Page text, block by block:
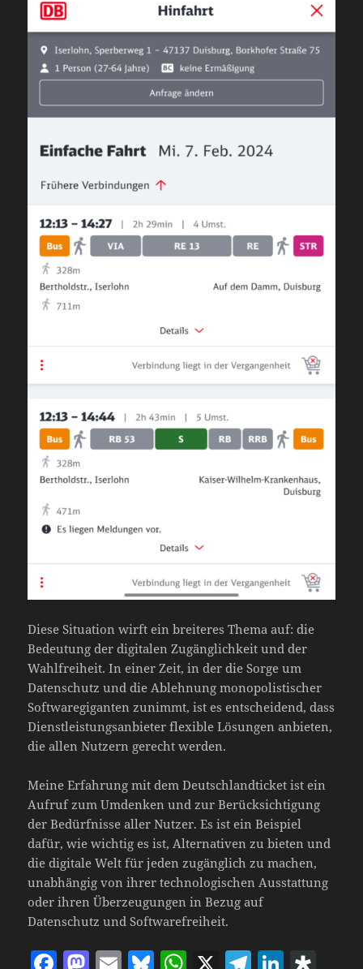
Diese Situation wirft ein breiteres Thema auf: die
Bedeutung der digitalen Zugänglichkeit und der
Wahlfreiheit. In einer Zeit, in der die Sorge um
Datenschutz und die Ablehnung monopolistischer
Softwaregiganten zunimmt, ist es entscheidend, dass
Dienstleistungsanbieter flexible Lösungen anbieten,
die allen Nutzern gerecht werden.
Meine Erfahrung mit dem Deutschlandticket ist ein
Aufruf zum Umdenken und zur Berücksichtigung
der Bedürfnisse aller Nutzer. Es ist ein Beispiel
dafür, wie wichtig es ist, Alternativen zu bieten und
die digitale Welt für jeden zugänglich zu machen,
unabhängig von ihrer technologischen Ausstattung
oder ihren Überzeugungen in Bezug auf
Datenschutz und Softwarefreiheit.